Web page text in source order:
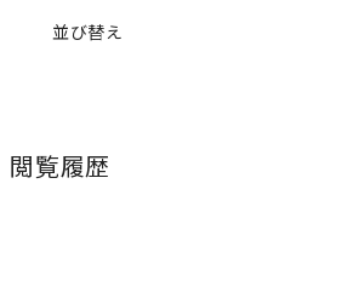
並び替え
閲覧履歴